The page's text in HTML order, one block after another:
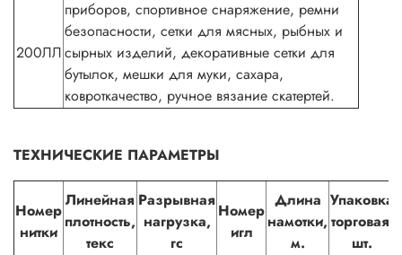
приборов, спортивное снаряжение, ремни
безопасности, сетки для мясных, рыбных и
сырных изделий, декоративные сетки для
бутылок, мешки для муки, сахара,
ковроткачество, ручное вязание скатертей.
200ЛЛ
ТЕХНИЧЕСКИЕ ПАРАМЕТРЫ
Номер
нитки
Линейная
плотность,
текс
Разрывная
нагрузка,
гс
Номер
игл
Длина
намотки,
м.
Упаковка
торговая,
шт.